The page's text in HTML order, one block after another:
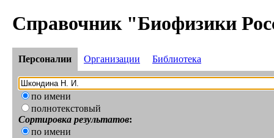
Справочник "Биофизики
Персоналии Организации Библиотека
по имени
полнотекстовый
Сортировка результатов:
по имени